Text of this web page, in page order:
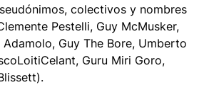
colectivos y nombres
Pestelli, Guy McMusker,
Guy The Bore, Umberto
Guru Miri Goro,